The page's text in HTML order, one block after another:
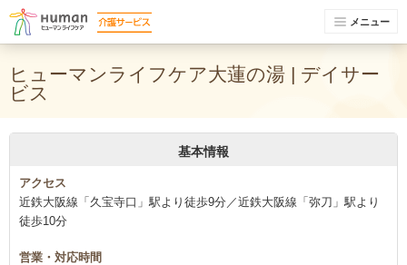
メニュー
ヒューマンライフケア大蓮の湯 | デイサー
ビス
基本情報
アクセス
近鉄大阪線「久宝寺口」駅より徒歩9分／近鉄大阪線「弥刀」駅より
徒歩10分
営業・対応時間